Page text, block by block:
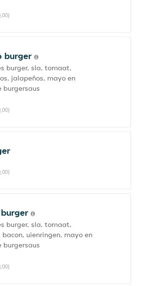
burger
burger, sla, tomaat,
jalapeños, mayo en
burgersaus
burger, sla, tomaat,
uienringen, mayo en
burgersaus